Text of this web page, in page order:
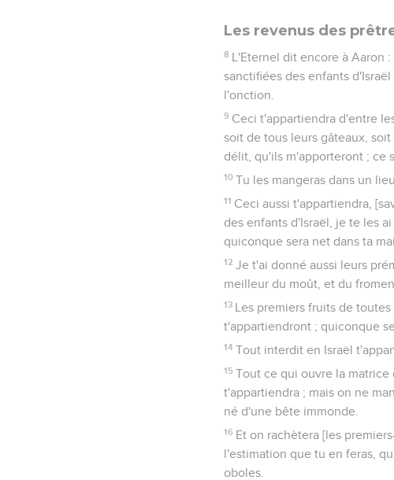
Les revenus des
8 L'Eternel dit encore à Aaron
sanctifiées des enfants
l'onction.
9 Ceci t'appartiendra d'entre
soit de tous leurs gâteaux,
délit, qu'ils m'apporteront ; ce
10 Tu les mangeras dans un
11 Ceci aussi t'appartiendra,
des enfants d'Israël, je te les
quiconque sera net dans ta
12 Je t'ai donné aussi leurs
meilleur du moût, et du
13 Les premiers fruits de
t'appartiendront ; quiconque
14 Tout interdit en Israël
15 Tout ce qui ouvre la matrice
t'appartiendra ; mais on ne
né d'une bête immonde.
16 Et on rachètera [les
l'estimation que tu en feras,
oboles.